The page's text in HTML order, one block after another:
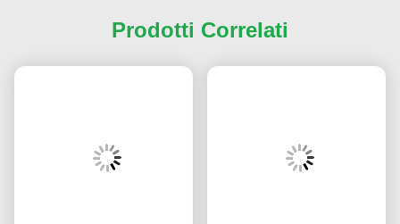
Prodotti Correlati